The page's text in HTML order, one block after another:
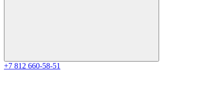
+7 812 660-58-51